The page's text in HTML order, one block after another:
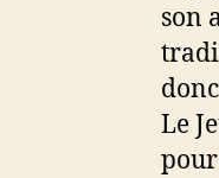
son
Le
pour